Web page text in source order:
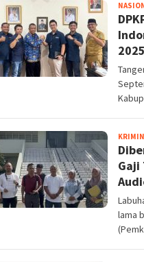
2025
Gaji
lama